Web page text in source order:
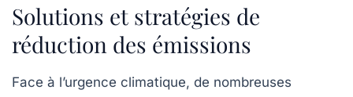
Solutions et stratégies de
réduction des émissions
Face à l’urgence climatique, de nombreuses